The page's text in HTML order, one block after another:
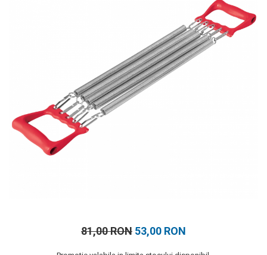
Costume profesionale inot
81,00 RON 53,00 RON